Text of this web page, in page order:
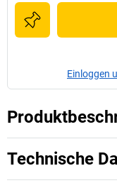
Einloggen
Technische